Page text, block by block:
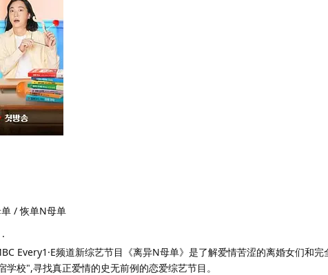
/ 恢单N母单
Every1·E频道新综艺节目《离异N母单》是了解爱情苦涩的离婚女们和完
校",寻找真正爱情的史无前例的恋爱综艺节目。